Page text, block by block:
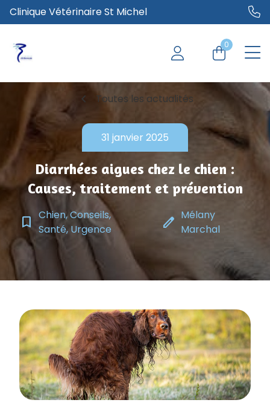
Clinique Vétérinaire St Michel
0
chevron_left Toutes les actualités
31 janvier 2025
Diarrhées aigues chez le chien :
Causes, traitement et prévention
bookmark_border Chien, Conseils,
Santé, Urgence
edit Mélany
Marchal